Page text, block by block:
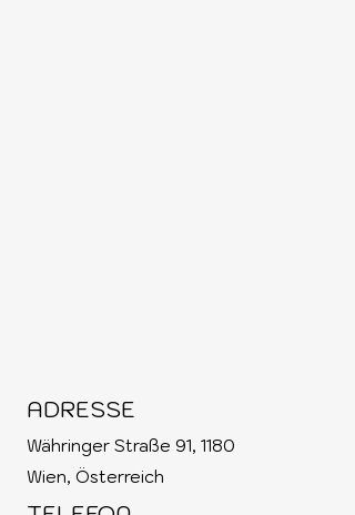
ADRESSE
Währinger Straße 91, 1180
Wien, Österreich